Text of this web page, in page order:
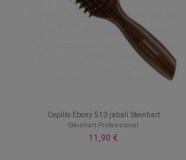
Cepillo Ebony 513 jabalí Steinhart
Steinhart Professional
11,90 €